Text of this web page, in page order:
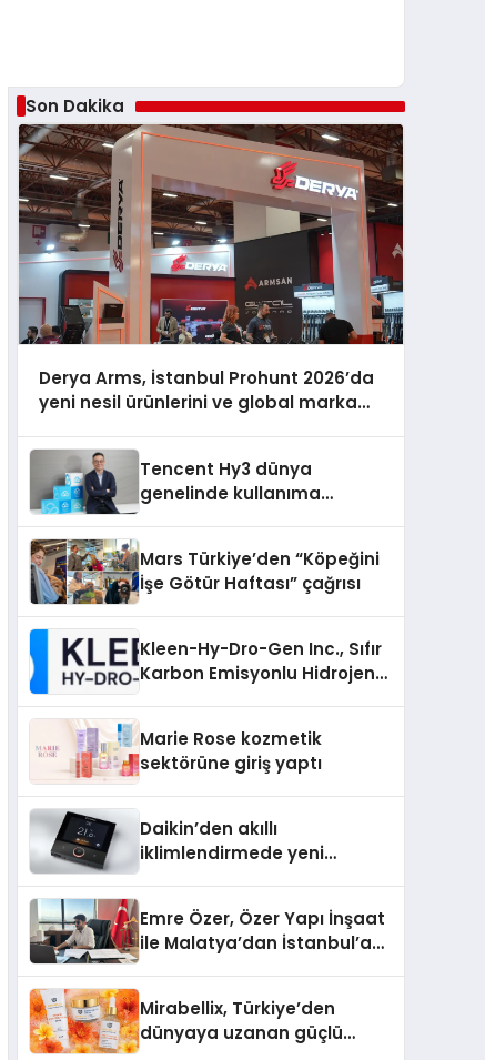
Son Dakika
Derya Arms, İstanbul Prohunt 2026’da
yeni nesil ürünlerini ve global marka
Tencent Hy3 dünya
genelinde kullanıma
Mars Türkiye’den “Köpeğini
İşe Götür Haftası” çağrısı
Kleen-Hy-Dro-Gen Inc., Sıfır
Karbon Emisyonlu Hidrojen
Aldı
Marie Rose kozmetik
sektörüne giriş yaptı
Daikin’den akıllı
iklimlendirmede yeni
Emre Özer, Özer Yapı İnşaat
ile Malatya’dan İstanbul’a
Mirabellix, Türkiye’den
dünyaya uzanan güçlü